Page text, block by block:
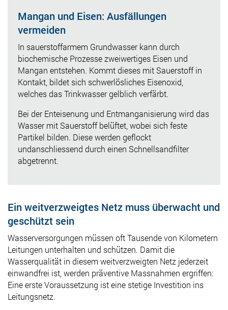
Mangan und Eisen: Ausfällungen
vermeiden
In sauerstoffarmem Grundwasser kann durch
biochemische Prozesse zweiwertiges Eisen und
Mangan entstehen. Kommt dieses mit Sauerstoff in
Kontakt, bildet sich schwerlösliches Eisenoxid,
welches das Trinkwasser gelblich verfärbt.
Bei der Enteisenung und Entmanganisierung wird das
Wasser mit Sauerstoff belüftet, wobei sich feste
Partikel bilden. Diese werden geflockt
undanschliessend durch einen Schnellsandfilter
abgetrennt.
Ein weitverzweigtes Netz muss überwacht und
geschützt sein
Wasserversorgungen müssen oft Tausende von Kilometern
Leitungen unterhalten und schützen. Damit die
Wasserqualität in diesem weitverzweigten Netz jederzeit
einwandfrei ist, werden präventive Massnahmen ergriffen:
Eine erste Voraussetzung ist eine stetige Investition ins
Leitungsnetz.